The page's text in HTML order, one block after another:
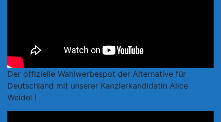
Der offizielle Wahlwerbespot der Alternative für
Deutschland mit unserer Kanzlerkandidatin Alice
Weidel !